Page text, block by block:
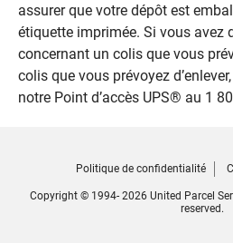
assurer que votre dépôt est
étiquette imprimée. Si vous avez
concernant un colis que vous
colis que vous prévoyez
notre Point d’accès UPS® au 1
Politique de confidentialité
Copyright © 1994- 2026 United Parcel
reserved.